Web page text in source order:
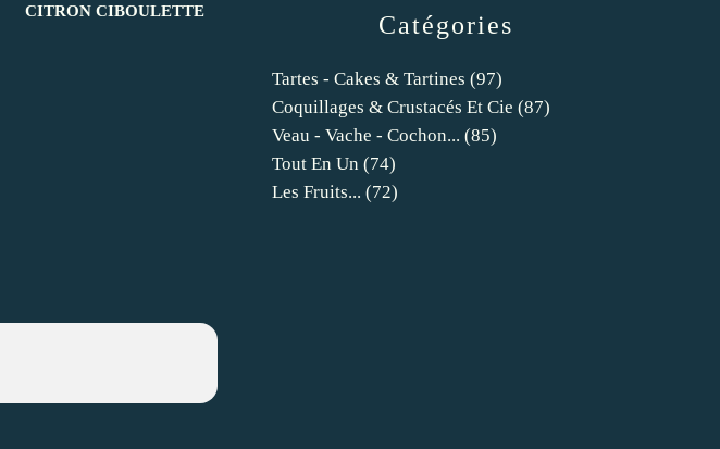
CITRON CIBOULETTE
Catégories
Tartes - Cakes & Tartines (97)
Coquillages & Crustacés Et Cie (87)
Veau - Vache - Cochon... (85)
Tout En Un (74)
Les Fruits... (72)